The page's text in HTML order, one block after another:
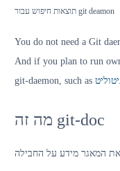
תוצאות חיפוש עבור git deamon
You do not need a Git
And if you plan to run
git-daemon, such as
מה זה git-doc